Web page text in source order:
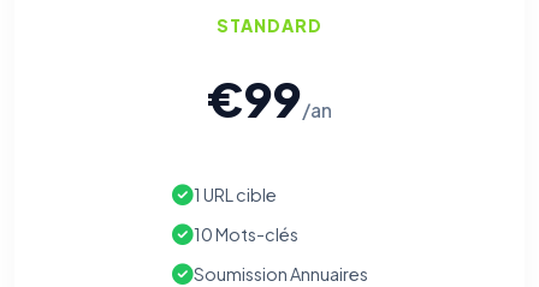
STANDARD
€99/an
1 URL cible
10 Mots-clés
Soumission Annuaires